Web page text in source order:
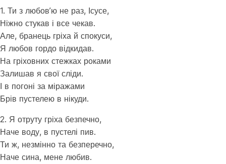
1. Ти з любов’ю не раз, Ісусе,
Ніжно стукав і все чекав.
Але, бранець гріха й спокуси,
Я любов гордо відкидав.
На гріховних стежках роками
Залишав я свої сліди.
І в погоні за міражами
Брів пустелею в нікуди.
2. Я отруту гріха безпечно,
Наче воду, в пустелі пив.
Ти ж, незмінно та безперечно,
Наче сина, мене любив.